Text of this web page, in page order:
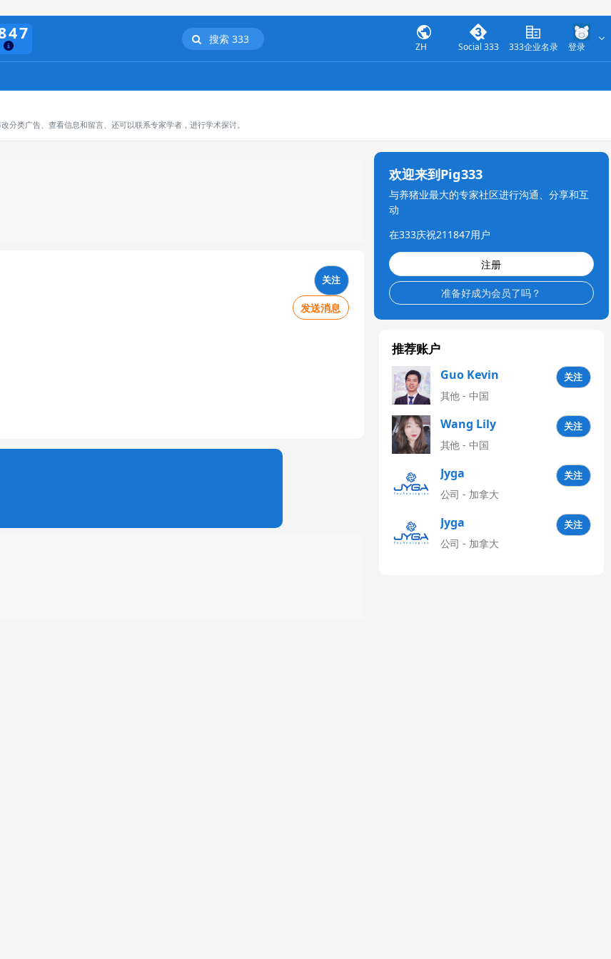
搜索 333
ZH Social 333 333企业名录 登录
类广告、查看信息和留言、还可以联系专家学者，进行学术探讨。
关注
发送消息
欢迎来到Pig333
与养猪业最大的专家社区进行沟通、分享和互
动
在333庆祝211847用户
注册
准备好成为会员了吗？
推荐账户
Guo Kevin 关注
其他 - 中国
Wang Lily 关注
其他 - 中国
Jyga
Technologies
关注
公司 - 加拿大
Jyga
Technologies
关注
公司 - 加拿大